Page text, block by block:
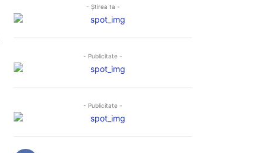
- Ştirea ta -
- Publicitate -
- Publicitate -